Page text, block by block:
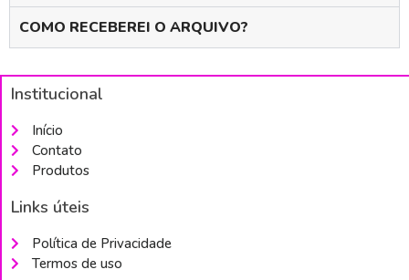
COMO RECEBEREI O ARQUIVO?
Institucional
Início
Contato
Produtos
Links úteis
Política de Privacidade
Termos de uso